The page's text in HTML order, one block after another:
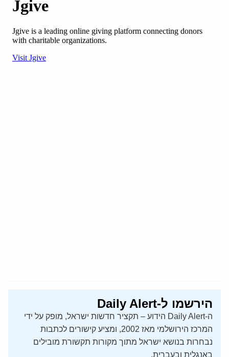
הירשמו ל-Daily Alert
ה-Daily Alert הידוע – תקציר חדשות ישראל, מופק על ידי
המרכז הירושלמי מאז 2002, ומציע קישורים לכתבות
נבחרות בנושא ישראל מתוך מקורות תקשורת מובילים
באנגלית ובעברית.